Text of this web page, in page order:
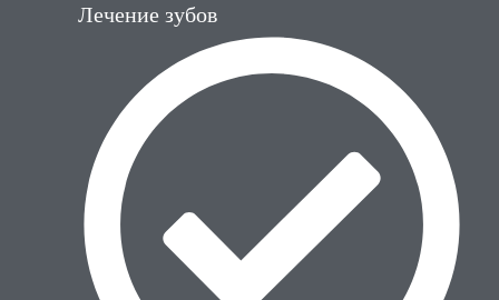
Лечение зубов